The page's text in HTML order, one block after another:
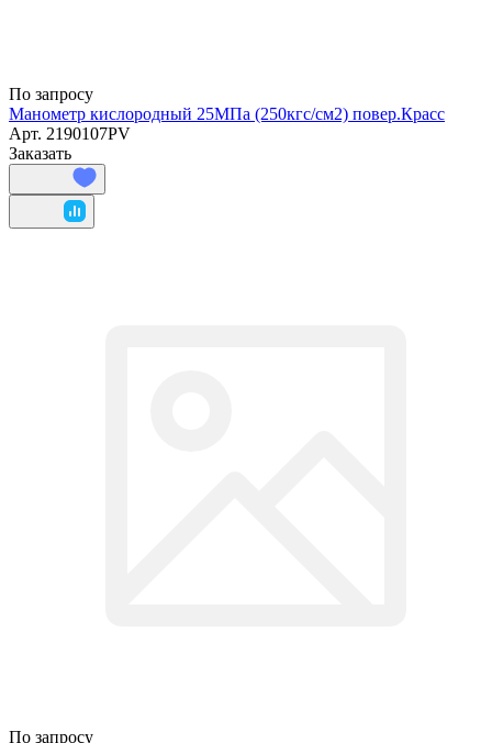
По запросу
Манометр кислородный 25МПа (250кгс/см2) повер.Красс
Арт. 2190107PV
Заказать
По запросу